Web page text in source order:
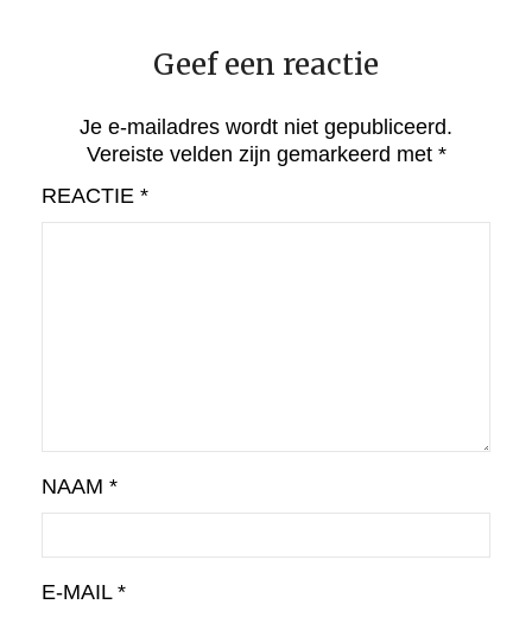
Geef een reactie
Je e-mailadres wordt niet gepubliceerd.
Vereiste velden zijn gemarkeerd met *
REACTIE *
NAAM *
E-MAIL *